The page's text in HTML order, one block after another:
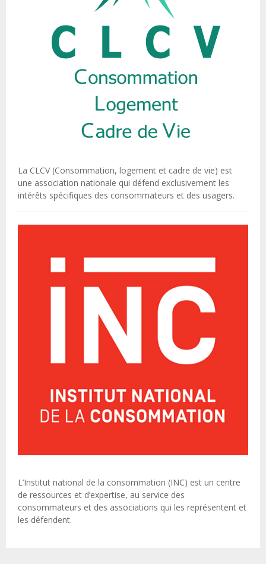
La CLCV (Consommation, logement et cadre de vie) est
une association nationale qui défend exclusivement les
intérêts spécifiques des consommateurs et des usagers.
L’Institut national de la consommation (INC) est un centre
de ressources et d’expertise, au service des
consommateurs et des associations qui les représentent et
les défendent.